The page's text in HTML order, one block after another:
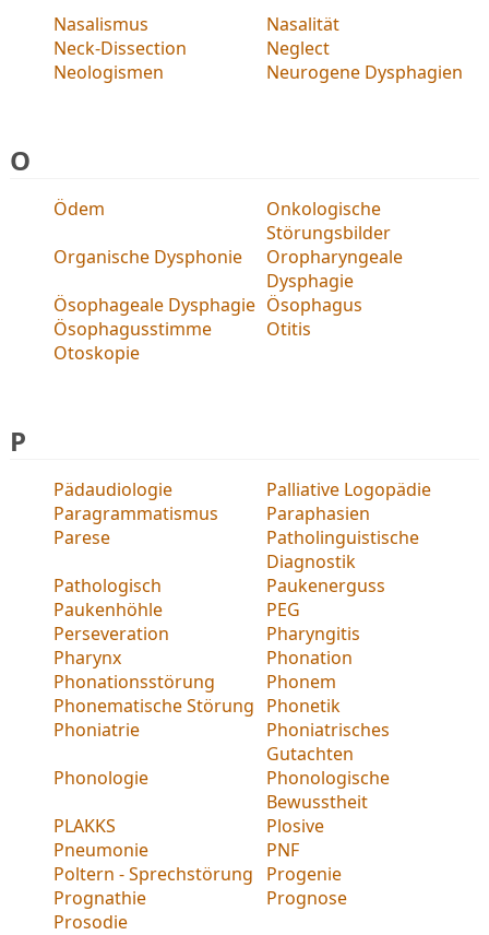
Nasalismus
Nasalität
Neck-Dissection
Neglect
Neologismen
Neurogene Dysphagien
O
Ödem
Onkologische
Störungsbilder
Organische Dysphonie
Oropharyngeale
Dysphagie
Ösophageale Dysphagie Ösophagus
Ösophagusstimme
Otitis
Otoskopie
P
Pädaudiologie
Palliative Logopädie
Paragrammatismus
Paraphasien
Parese
Patholinguistische
Diagnostik
Pathologisch
Paukenerguss
Paukenhöhle
PEG
Perseveration
Pharyngitis
Pharynx
Phonation
Phonationsstörung
Phonem
Phonematische Störung Phonetik
Phoniatrie
Phoniatrisches
Gutachten
Phonologie
Phonologische
Bewusstheit
PLAKKS
Plosive
Pneumonie
PNF
Poltern - Sprechstörung
Progenie
Prognathie
Prognose
Prosodie